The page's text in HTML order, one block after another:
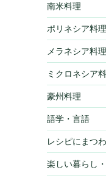
南米料理
ポリネシア料理
メラネシア料理
ミクロネシア
豪州料理
語学・言語
レシピにまつ
楽しい暮らし